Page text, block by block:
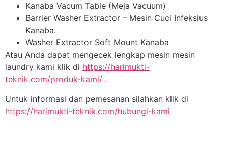
Kanaba Vacum Table (Meja Vacuum)
Barrier Washer Extractor – Mesin Cuci Infeksius
Kanaba.
Washer Extractor Soft Mount Kanaba
Atau Anda dapat mengecek lengkap mesin mesin
laundry kami klik di https://harimukti-
teknik.com/produk-kami/ .
Untuk informasi dan pemesanan silahkan klik di
https://harimukti-teknik.com/hubungi-kami